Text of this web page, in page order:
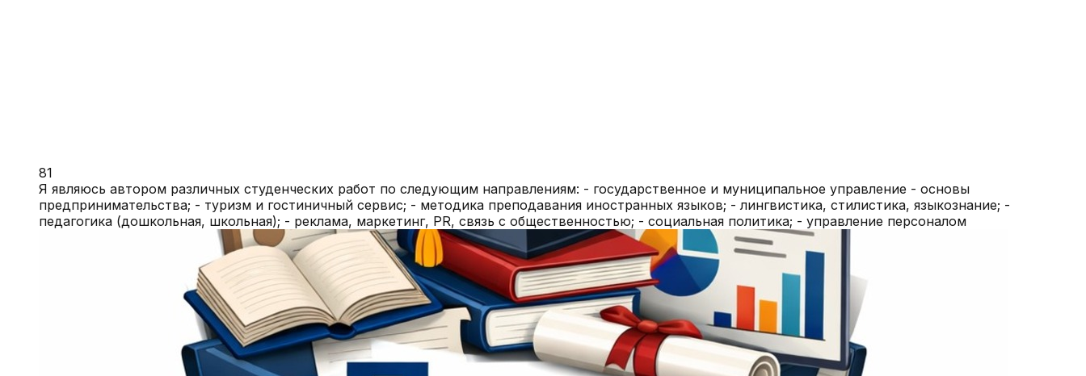
81
Я являюсь автором различных студенческих работ по следующим направлениям: - государственное и муниципальное управление - основы
предпринимательства; - туризм и гостиничный сервис; - методика преподавания иностранных языков; - лингвистика, стилистика, языкознание; -
педагогика (дошкольная, школьная); - реклама, маркетинг, PR, связь с общественностью; - социальная политика; - управление персоналом